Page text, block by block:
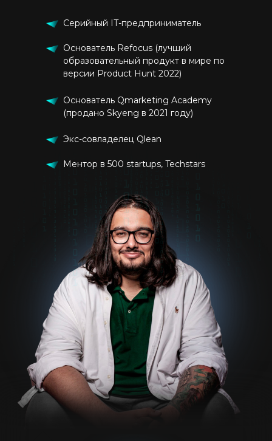
Серийный IT-предприниматель
Основатель Refocus (лучший
образовательный продукт в мире по
версии Product Hunt 2022)
Основатель Qmarketing Academy
(продано Skyeng в 2021 году)
Экс-совладелец Qlean
Ментор в 500 startups, Techstars